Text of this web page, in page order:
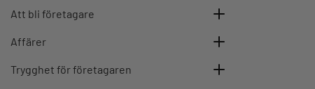
Att bli företagare
Affärer
Trygghet för företagaren